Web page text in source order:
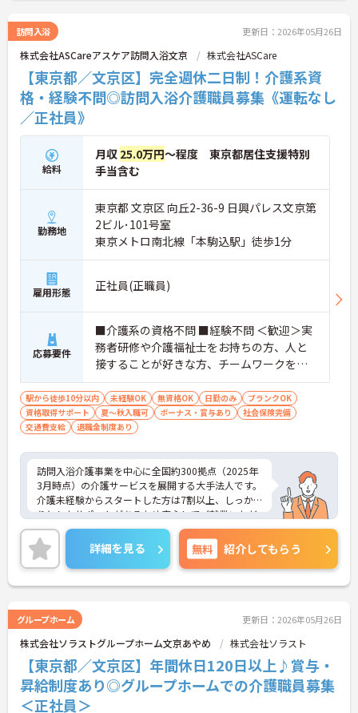
訪問入浴 更新日：2026年05月26日
株式会社ASCareアスケア訪問入浴文京 株式会社ASCare
【東京都／文京区】完全週休二日制！介護系資
格・経験不問◎訪問入浴介護職員募集《運転なし
／正社員》
給料
月収 25.0万円～程度 東京都居住支援特別
手当含む
勤務地
東京都 文京区 向丘2-36-9 日興パレス文京第
2ビル･101号室
東京メトロ南北線「本駒込駅」徒歩1分
雇用形態 正社員(正職員)
応募要件
■介護系の資格不問 ■経験不問 ＜歓迎＞実
務者研修や介護福祉士をお持ちの方、人と
接することが好きな方、チームワークを重
視する人
駅から徒歩10分以内 未経験OK 無資格OK 日勤のみ
ブランクOK
資格取得サポート
夏～秋入職可 ボーナス・賞与あり
社会保険完備
交通費支給
退職金制度あり
訪問入浴介護事業を中心に全国約300拠点（2025年
3月時点）の介護サービスを展開する大手法人です。
介護未経験からスタートした方は7割以上、しっか
りとしたサポートがあるため安心してご就業いただ
けます。お風呂に入れなくて困っている方に、手を
差し伸べてあげられるとてもやりがいのあるお仕事
です。ご興味ある方には、面接対策ポイントなど、
さらに詳細をお話しいたしますのでお気軽にご相談
ください！
詳細を見る 無料 紹介してもらう
グループホーム 更新日：2026年05月26日
株式会社ソラストグループホーム文京あやめ 株式会社ソラスト
【東京都／文京区】年間休日120日以上♪賞与・
昇給制度あり◎グループホームでの介護職員募集
＜正社員＞